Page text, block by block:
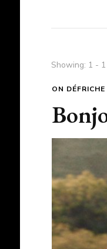
Showing: 1 - 1
ON DÉFRICHE